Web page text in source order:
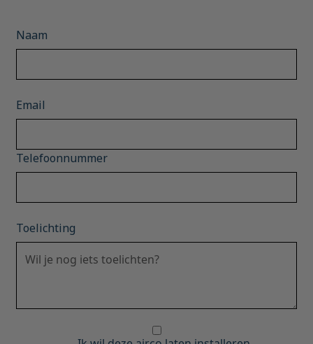
Naam
Email
Telefoonnummer
Toelichting